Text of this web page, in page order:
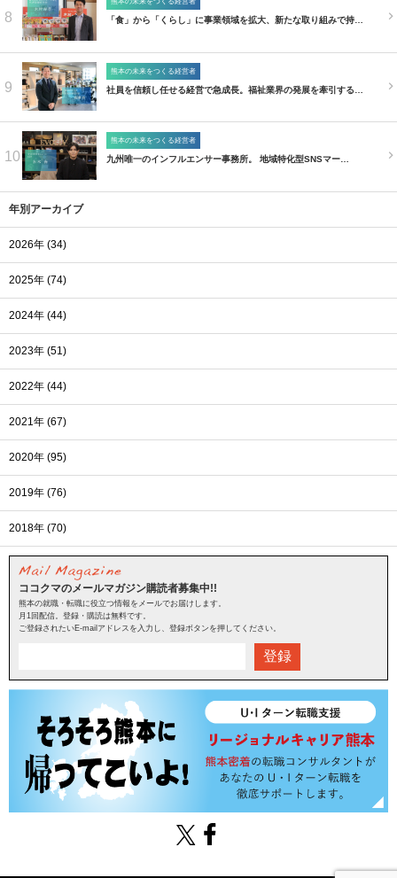
8 「食」から「くらし」に事業領域を拡大、新たな取り組みで持…
9
熊本の未来をつくる経営者
社員を信頼し任せる経営で急成長。福祉業界の発展を牽引する…
10
熊本の未来をつくる経営者
九州唯一のインフルエンサー事務所。 地域特化型SNSマー…
年別アーカイブ
2026年 (34)
2025年 (74)
2024年 (44)
2023年 (51)
2022年 (44)
2021年 (67)
2020年 (95)
2019年 (76)
2018年 (70)
ココクマのメールマガジン購読者募集中!!
熊本の就職・転職に役立つ情報をメールでお届けします。
月1回配信。登録・購読は無料です。
ご登録されたいE-mailアドレスを入力し、登録ボタンを押してください。
登録